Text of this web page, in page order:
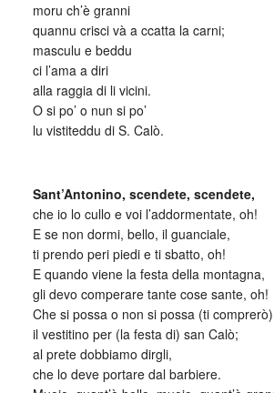
moru ch’è granni
quannu crisci và a ccatta la carni;
masculu e beddu
ci l’ama a diri
alla raggia di li vicini.
O si po’ o nun si po’
lu vistiteddu di S. Calò.
Sant’Antonino, scendete, scendete,
che io lo cullo e voi l’addormentate, oh!
E se non dormi, bello, il guanciale,
ti prendo peri piedi e ti sbatto, oh!
E quando viene la festa della montagna,
gli devo comperare tante cose sante, oh!
Che si possa o non si possa (ti comprerò)
il vestitino per (la festa di) san Calò;
al prete dobbiamo dirgli,
che lo deve portare dal barbiere.